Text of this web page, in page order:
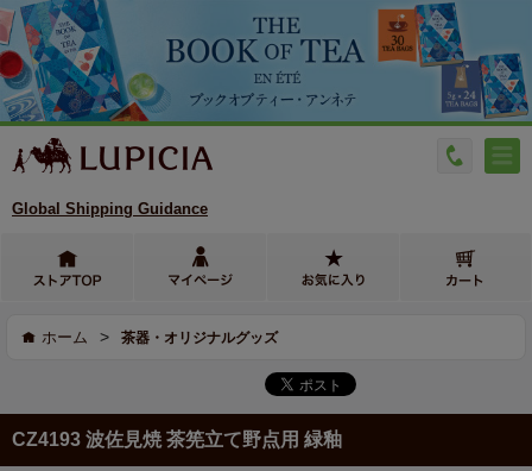
Global Shipping Guidance
ホーム > 茶器・オリジナルグッズ
CZ4193 波佐見焼 茶筅立て野点用 緑釉